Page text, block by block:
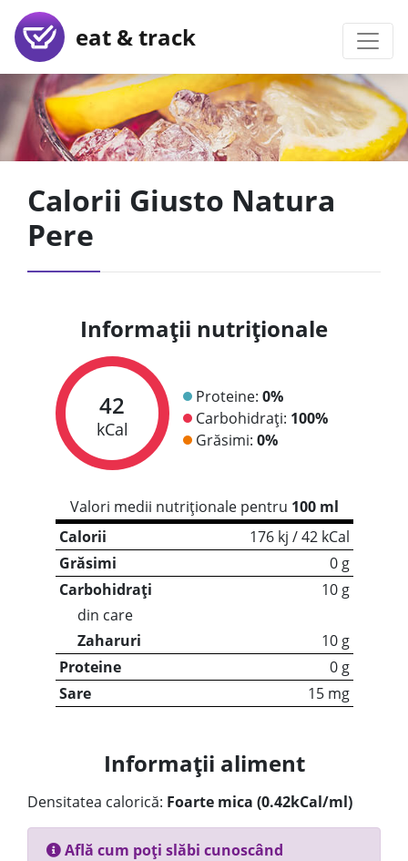
eat & track
Calorii Giusto Natura
Pere
Informații nutriționale
42
kCal
Proteine: 0%
Carbohidrați: 100%
Grăsimi: 0%
Valori medii nutriționale pentru 100 ml
Calorii
176 kj / 42 kCal
Grăsimi
0 g
Carbohidrați
10 g
din care
Zaharuri
10 g
Proteine
0 g
Sare
15 mg
Informații aliment
Densitatea calorică: Foarte mica (0.42kCal/ml)
Află cum poți slăbi cunoscând